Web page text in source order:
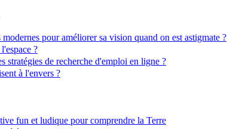
pour améliorer sa vision quand on est astigmate ?
?
stratégies de recherche d'emploi en ligne ?
à l'envers ?
fun et ludique pour comprendre la Terre